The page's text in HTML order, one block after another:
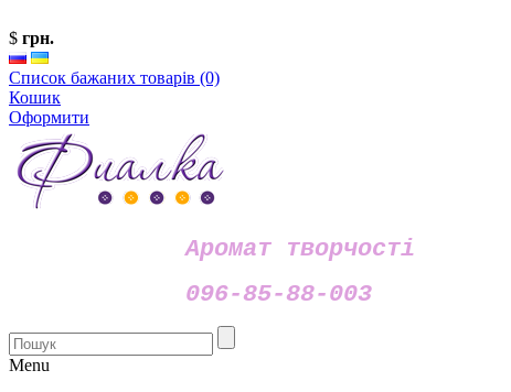
$ грн.
Список бажаних товарів (0)
Кошик
Оформити
Аромат творчості
096-85-88-003
Menu